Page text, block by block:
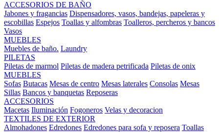
ACCESORIOS DE BAÑO
Jabones y fragancias Dispensadores, vasos, bandejas, papeleras y
escobillas Espejos Toallas y alfombras Toalleros, percheros y bancos
Vasos
MUEBLES
Muebles de baño. Laundry
PILETAS
Piletas de marmol Piletas de madera petrificada Piletas de onix
MUEBLES
Sofas Butacas Mesas de centro Mesas laterales Consolas Mesas
Sillas Bancos y banquetas Reposeras
ACCESORIOS
Macetas Iluminación Fogoneros Velas y decoracion
TEXTILES DE EXTERIOR
Almohadones Edredones Edredones para sofa y reposera Toallas